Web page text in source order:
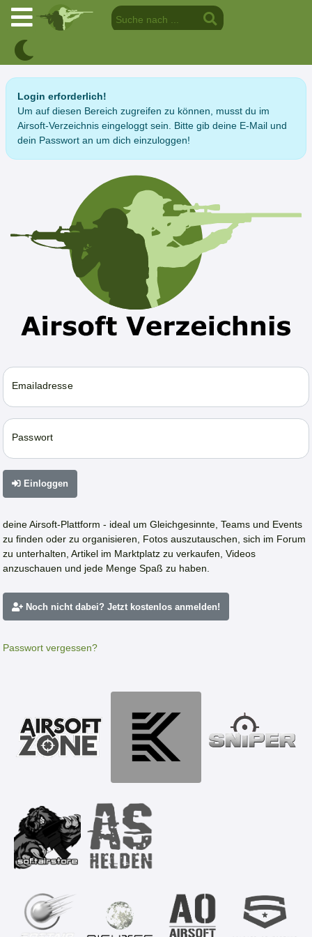
Login erforderlich!
Um auf diesen Bereich zugreifen zu können, musst du im
Airsoft-Verzeichnis eingeloggt sein. Bitte gib deine E-Mail und
dein Passwort an um dich einzuloggen!
Emailadresse
Passwort
Einloggen
deine Airsoft-Plattform - ideal um Gleichgesinnte, Teams und Events
zu finden oder zu organisieren, Fotos auszutauschen, sich im Forum
zu unterhalten, Artikel im Marktplatz zu verkaufen, Videos
anzuschauen und jede Menge Spaß zu haben.
Noch nicht dabei? Jetzt kostenlos anmelden!
Passwort vergessen?